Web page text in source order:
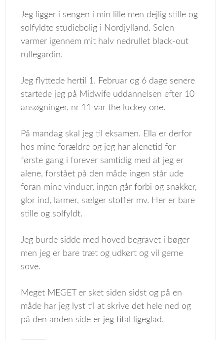
Jeg ligger i sengen i min lille men dejlig stille og
solfyldte studiebolig i Nordjylland. Solen
varmer igennem mit halv nedrullet black-out
rullegardin.
Jeg flyttede hertil 1. Februar og 6 dage senere
startede jeg på Midwife uddannelsen efter 10
ansøgninger, nr 11 var the luckey one.
På mandag skal jeg til eksamen. Ella er derfor
hos mine forældre og jeg har alenetid for
første gang i forever samtidig med at jeg er
alene, forstået på den måde ingen står ude
foran mine vinduer, ingen går forbi og snakker,
glor ind, larmer, sælger stoffer mv. Her er bare
stille og solfyldt.
Jeg burde sidde med hoved begravet i bøger
men jeg er bare træt og udkørt og vil gerne
sove.
Meget MEGET er sket siden sidst og på en
måde har jeg lyst til at skrive det hele ned og
på den anden side er jeg tital ligeglad.